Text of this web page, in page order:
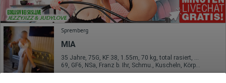
Spremberg
MIA
69, GF6, NSa, Franz b. Ihr, Schmu., Kuscheln, Körperküs., Strip